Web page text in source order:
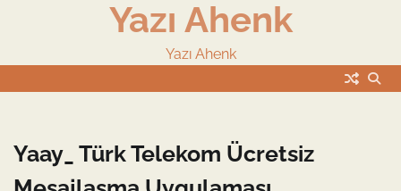
Yazı Ahenk
Yazı Ahenk
Yaay_ Türk Telekom Ücretsiz